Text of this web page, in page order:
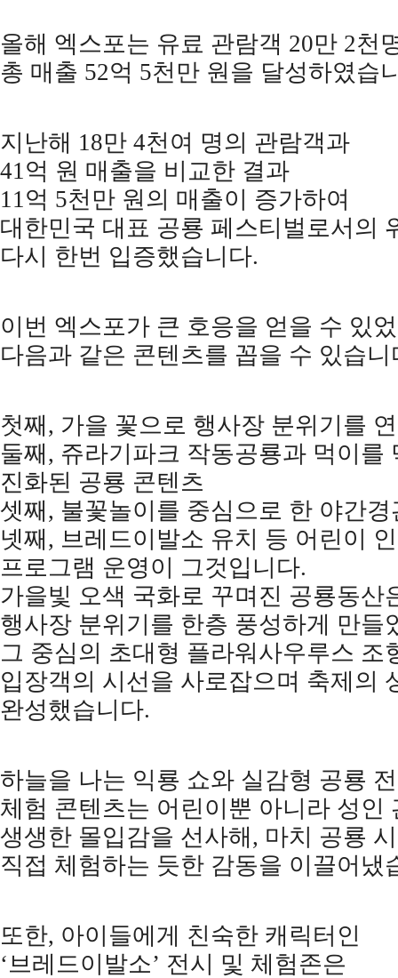
올해 엑스포는 유료 관람객 20만 2천
총 매출 52억 5천만 원을 달성하였습
지난해 18만 4천여 명의 관람객과
41억 원 매출을 비교한 결과
11억 5천만 원의 매출이 증가하여
대한민국 대표 공룡 페스티벌로서의
다시 한번 입증했습니다.
이번 엑스포가 큰 호응을 얻을 수 있
다음과 같은 콘텐츠를 꼽을 수 있습니
첫째 , 가을 꽃으로 행사장 분위기를
둘째 , 쥬라기파크 작동공룡과 먹이를
진화된 공룡 콘텐츠
셋째 , 불꽃놀이를 중심으로 한 야간
넷째 , 브레드이발소 유치 등 어린이
프로그램 운영이 그것입니다.
가을빛 오색 국화로 꾸며진 공룡동산
행사장 분위기를 한층 풍성하게 만들
그 중심의 초대형 플라워사우루스 조
입장객의 시선을 사로잡으며 축제의
완성했습니다.
하늘을 나는 익룡 쇼와 실감형 공룡
체험 콘텐츠는 어린이뿐 아니라 성인
생생한 몰입감을 선사해 , 마치 공룡
직접 체험하는 듯한 감동을 이끌어냈
또한, 아이들에게 친숙한 캐릭터인
‘브레드이발소’ 전시 및 체험존은